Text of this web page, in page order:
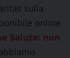
sulla
online
Salute: non